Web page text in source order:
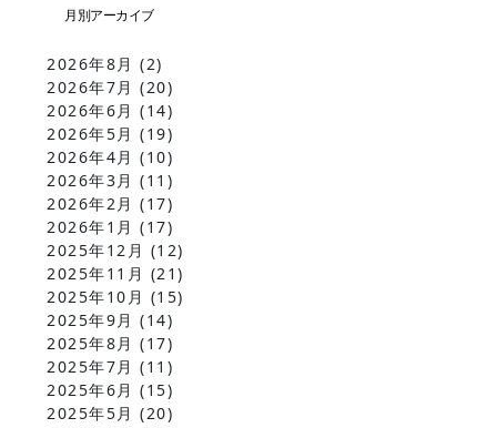
2026年8月 (2)
2026年7月 (20)
2026年6月 (14)
2026年5月 (19)
2026年4月 (10)
2026年3月 (11)
2026年2月 (17)
2026年1月 (17)
2025年12月 (12)
2025年11月 (21)
2025年10月 (15)
2025年9月 (14)
2025年8月 (17)
2025年7月 (11)
2025年6月 (15)
2025年5月 (20)